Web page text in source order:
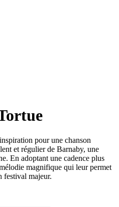
pour une chanson
et régulier de Barnaby, une
En adoptant une cadence plus
magnifique qui leur permet
festival majeur.